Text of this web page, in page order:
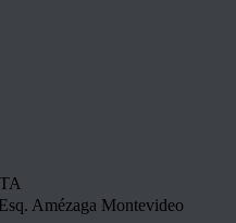
Amézaga Montevideo